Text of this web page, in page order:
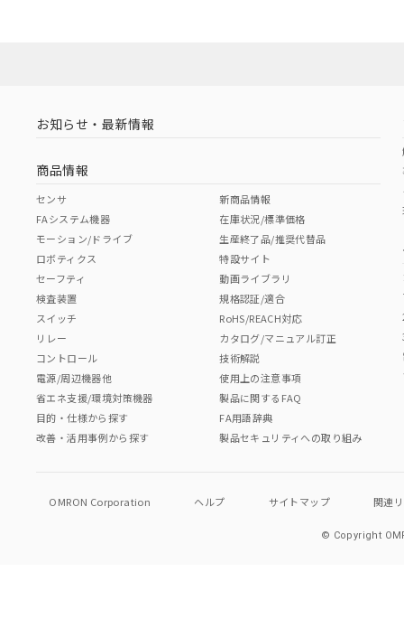
お知らせ・最新情報
商品情報
センサ
FAシステム機器
モーション/ドライブ
ロボティクス
セーフティ
検査装置
スイッチ
リレー
コントロール
電源/周辺機器他
省エネ支援/環境対策機器
目的・仕様から探す
改善・活用事例から探す
新商品情報
在庫状況/標準価格
生産終了品/推奨代替品
特設サイト
動画ライブラリ
規格認証/適合
RoHS/REACH対応
カタログ/マニュアル訂正
技術解説
使用上の注意事項
製品に関するFAQ
FA用語辞典
製品セキュリティへの取り組み
OMRON Corporation ヘルプ サイトマップ 関連
© Copyright